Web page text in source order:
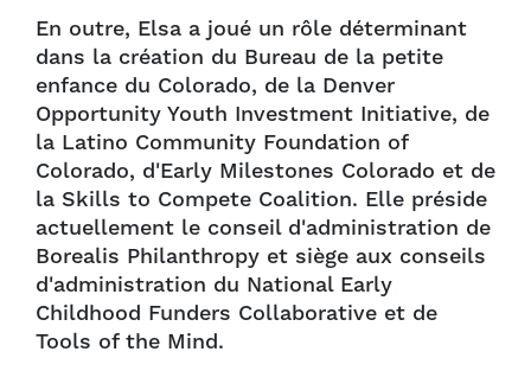
En outre, Elsa a joué un rôle déterminant
dans la création du Bureau de la petite
enfance du Colorado, de la Denver
Opportunity Youth Investment Initiative, de
la Latino Community Foundation of
Colorado, d'Early Milestones Colorado et de
la Skills to Compete Coalition. Elle préside
actuellement le conseil d'administration de
Borealis Philanthropy et siège aux conseils
d'administration du National Early
Childhood Funders Collaborative et de
Tools of the Mind.